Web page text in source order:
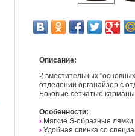
Описание:
2 вместительных
отделении органайзер с
Боковые сетчатые
Особенности:
› Мягкие S-образные
› Удобная спинка со